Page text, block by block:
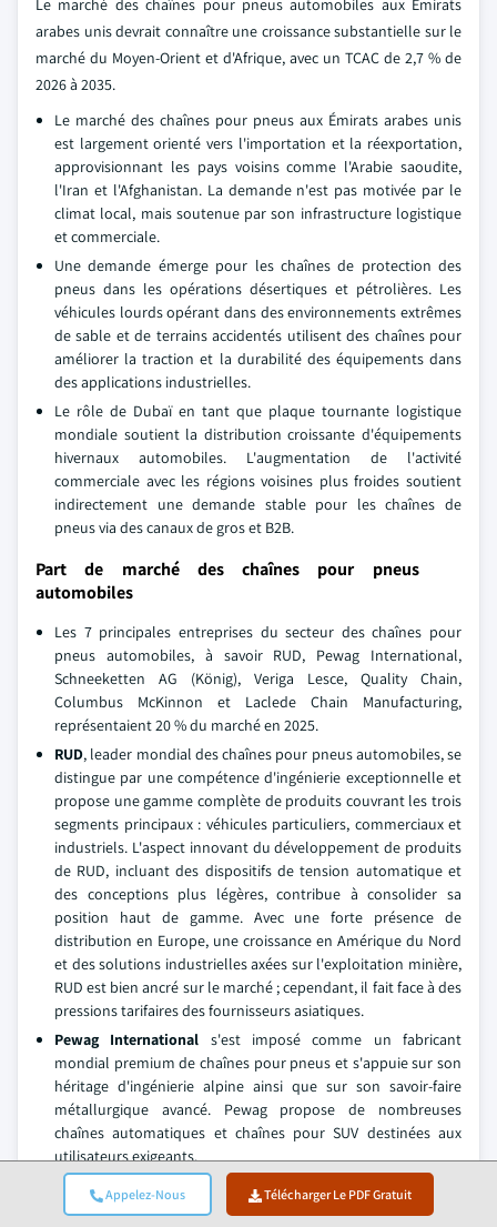
Appelez-Nous Télécharger Le PDF Gratuit
arabes unis devrait connaître une croissance substantielle sur le
marché du Moyen-Orient et d'Afrique, avec un TCAC de 2,7 % de
2026 à 2035.
Le marché des chaînes pour pneus aux Émirats arabes unis
est largement orienté vers l'importation et la réexportation,
approvisionnant les pays voisins comme l'Arabie saoudite,
l'Iran et l'Afghanistan. La demande n'est pas motivée par le
climat local, mais soutenue par son infrastructure logistique
et commerciale.
Une demande émerge pour les chaînes de protection des
pneus dans les opérations désertiques et pétrolières. Les
véhicules lourds opérant dans des environnements extrêmes
de sable et de terrains accidentés utilisent des chaînes pour
améliorer la traction et la durabilité des équipements dans
des applications industrielles.
Le rôle de Dubaï en tant que plaque tournante logistique
mondiale soutient la distribution croissante d'équipements
hivernaux automobiles. L'augmentation de l'activité
commerciale avec les régions voisines plus froides soutient
indirectement une demande stable pour les chaînes de
pneus via des canaux de gros et B2B.
Part de marché des chaînes pour pneus
automobiles
Les 7 principales entreprises du secteur des chaînes pour
pneus automobiles, à savoir RUD, Pewag International,
Schneeketten AG (König), Veriga Lesce, Quality Chain,
Columbus McKinnon et Laclede Chain Manufacturing,
représentaient 20 % du marché en 2025.
RUD, leader mondial des chaînes pour pneus automobiles, se
distingue par une compétence d'ingénierie exceptionnelle et
propose une gamme complète de produits couvrant les trois
segments principaux : véhicules particuliers, commerciaux et
industriels. L'aspect innovant du développement de produits
de RUD, incluant des dispositifs de tension automatique et
des conceptions plus légères, contribue à consolider sa
position haut de gamme. Avec une forte présence de
distribution en Europe, une croissance en Amérique du Nord
et des solutions industrielles axées sur l'exploitation minière,
RUD est bien ancré sur le marché ; cependant, il fait face à des
pressions tarifaires des fournisseurs asiatiques.
Pewag International s'est imposé comme un fabricant
mondial premium de chaînes pour pneus et s'appuie sur son
héritage d'ingénierie alpine ainsi que sur son savoir-faire
métallurgique avancé. Pewag propose de nombreuses
chaînes automatiques et chaînes pour SUV destinées aux
utilisateurs exigeants.
Une domination forte dans toute l'Europe, tout en s'étendant
à d'autres marchés géographiques, soutient également la